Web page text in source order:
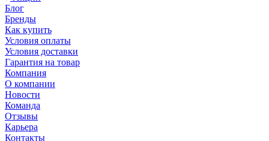
Блог
Бренды
Как купить
Условия оплаты
Условия доставки
Гарантия на товар
Компания
О компании
Новости
Команда
Отзывы
Карьера
Контакты